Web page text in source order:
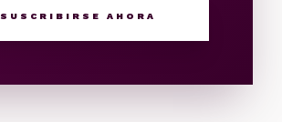
SUSCRIBIRSE AHORA